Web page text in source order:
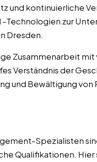
und kontinuierliche
Technologien zur
Dresden.
Zusammenarbeit
Verständnis der
und Bewältigung von
Spezialisten
Qualifikationen.